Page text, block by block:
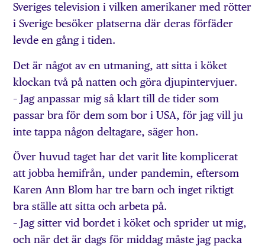
Sveriges television i vilken amerikaner med rötter
i Sverige besöker platserna där deras förfäder
levde en gång i tiden.
Det är något av en utmaning, att sitta i köket
klockan två på natten och göra djupintervjuer.
– Jag anpassar mig så klart till de tider som
passar bra för dem som bor i USA, för jag vill ju
inte tappa någon deltagare, säger hon.
Över huvud taget har det varit lite komplicerat
att jobba hemifrån, under pandemin, eftersom
Karen Ann Blom har tre barn och inget riktigt
bra ställe att sitta och arbeta på.
– Jag sitter vid bordet i köket och sprider ut mig,
och när det är dags för middag måste jag packa